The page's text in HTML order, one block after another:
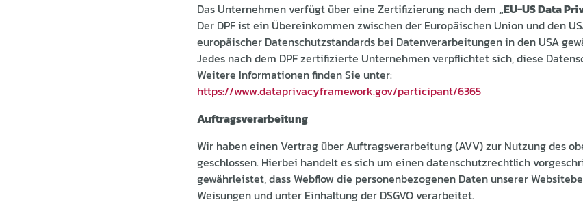
Das Unternehmen verfügt über eine Zertifizierung nach dem „EU-US Data
Der DPF ist ein Übereinkommen zwischen der Europäischen Union und den
europäischer Datenschutzstandards bei Datenverarbeitungen in den USA
Jedes nach dem DPF zertifizierte Unternehmen verpflichtet sich, diese
Weitere Informationen finden Sie unter:
https://www.dataprivacyframework.gov/participant/6365
Auftragsverarbeitung
Wir haben einen Vertrag über Auftragsverarbeitung (AVV) zur Nutzung des
geschlossen. Hierbei handelt es sich um einen datenschutzrechtlich
gewährleistet, dass Webflow die personenbezogenen Daten unserer
Weisungen und unter Einhaltung der DSGVO verarbeitet.